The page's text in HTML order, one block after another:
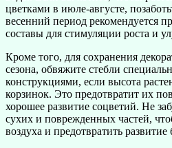
цветками в июле-августе,
весенний период рекомендуется
составы для стимуляции роста и
Кроме того, для сохранения
сезона, обвяжите стебли
конструкциями, если высота
корзинок. Это предотвратит их
хорошее развитие соцветий. Не
сухих и поврежденных частей,
воздуха и предотвратить развитие